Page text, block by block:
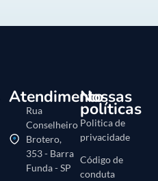
Atendimento
Rua
Conselheiro
Brotero,
353 - Barra
Funda - SP
Nossas
políticas
Politica de
privacidade
Código de
conduta